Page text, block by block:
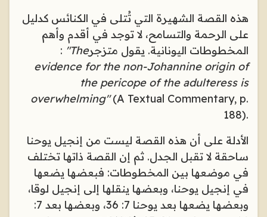
هذه القصة الشهيرة التي تُتلى في الكنائس كدليل
على الرحمة والتسامح، لا توجد في أقدم وأهم
المخطوطات اليونانية. يقول متزجر
: "The
evidence for the non-Johannine origin of
the pericope of the adulteress is
overwhelming"(A Textual Commentary, p.
188).
الأدلة على أن هذه القصة ليست من إنجيل يوحنا
ساحقة لا تقبل الجدل. ثم إن القصة ذاتها تختلف
في موضعها بين المخطوطات: فبعضها يضعها
في إنجيل يوحنا، وبعضها ينقلها إلى إنجيل لوقا،
وبعضها يضعها بعد يوحنا 7: 36، وبعضها بعد 7: